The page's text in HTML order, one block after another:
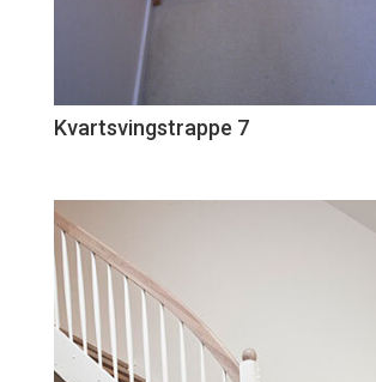
Kvartsvingstrappe 7